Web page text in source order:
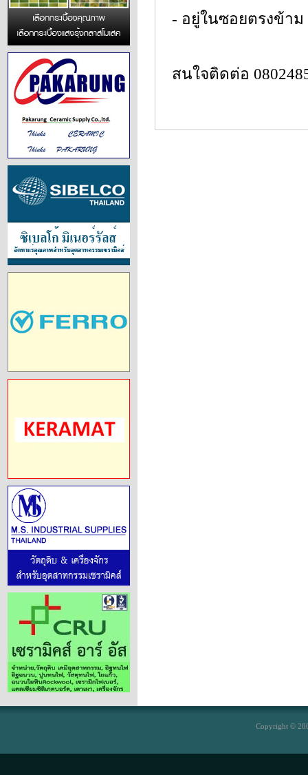
- อยู่ในซอยตรงข้า
สนใจติดต่อ
Copyright ©